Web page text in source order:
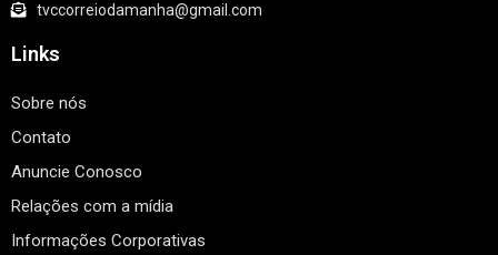
tvccorreiodamanha@gmail.com
Links
Sobre nós
Contato
Anuncie Conosco
Relações com a mídia
Informações Corporativas